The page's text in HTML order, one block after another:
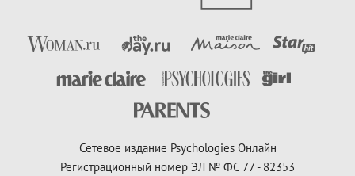
Сетевое издание Psychologies Онлайн
Регистрационный номер ЭЛ № ФС 77 - 82353